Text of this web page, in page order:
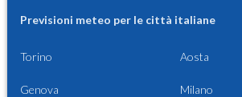
Previsioni meteo per le città italiane
Torino Aosta
Genova Milano